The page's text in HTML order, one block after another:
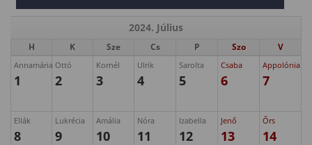
2024. Július
H K Sze Cs P Szo V
Annamária
1
Ottó
2
Kornél
3
Ulrik
4
Sarolta
5
Csaba
6
Appolónia
7
Ellák
8
Lukrécia
9
Amália
10
Nóra
11
Izabella
12
Jenő
13
Őrs
14